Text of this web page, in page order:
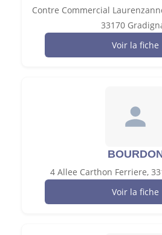
Contre Commercial
33170
Voir la fiche
4 Allee Carthon Ferriere,
Voir la fiche